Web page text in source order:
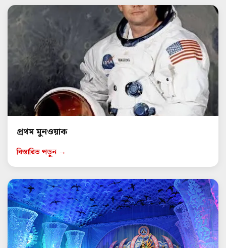
প্রথম মুনওয়াক
বিস্তারিত পড়ুন →